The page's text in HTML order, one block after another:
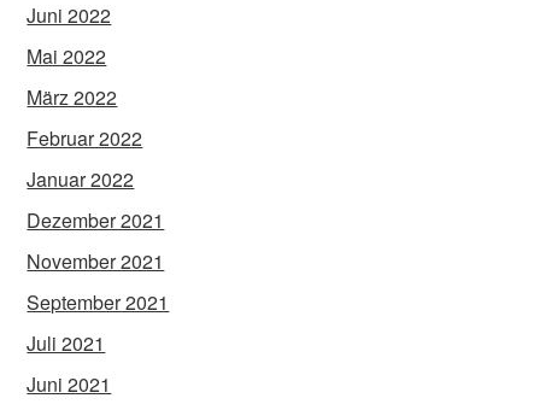
Juni 2022
Mai 2022
März 2022
Februar 2022
Januar 2022
Dezember 2021
November 2021
September 2021
Juli 2021
Juni 2021